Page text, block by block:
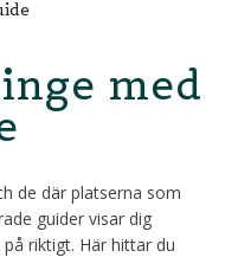
med
de där platserna som
guider visar dig
riktigt. Här hittar du